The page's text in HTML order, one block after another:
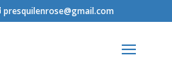
presquilenrose@gmail.com